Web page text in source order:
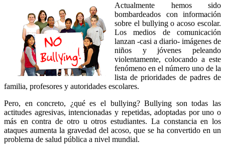
Actualmente hemos sido
bombardeados con información
sobre el bullying o acoso escolar.
Los medios de comunicación
lanzan -casi a diario- imágenes de
niños y jóvenes peleando
violentamente, colocando a este
fenómeno en el número uno de la
lista de prioridades de padres de
familia, profesores y autoridades escolares.
Pero, en concreto, ¿qué es el bullying? Bullying son todas las
actitudes agresivas, intencionadas y repetidas, adoptadas por uno o
más en contra de otro u otros estudiantes. La constancia en los
ataques aumenta la gravedad del acoso, que se ha convertido en un
problema de salud pública a nivel mundial.